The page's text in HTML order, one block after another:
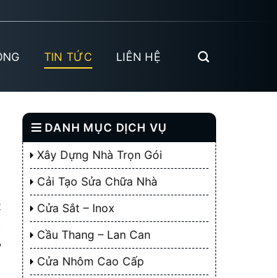
TIN TỨC LIÊN HỆ
DANH MỤC DỊCH VỤ
Xây Dựng Nhà Trọn Gói
Cải Tạo Sửa Chữa Nhà
Cửa Sắt – Inox
Cầu Thang – Lan Can
Cửa Nhôm Cao Cấp